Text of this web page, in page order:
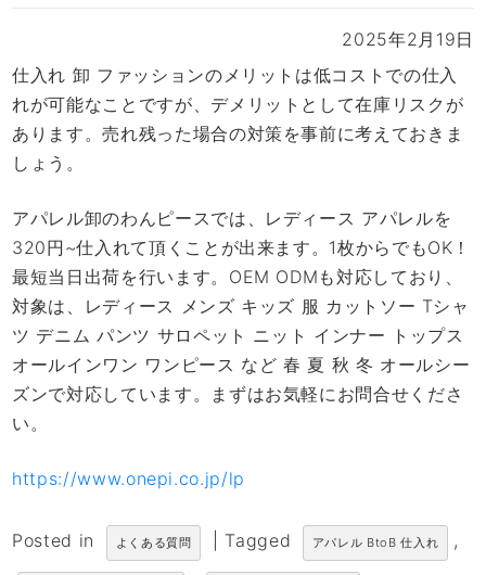
2025年2月19日
仕入れ 卸 ファッションのメリットは低コストでの仕入
れが可能なことですが、デメリットとして在庫リスクが
あります。売れ残った場合の対策を事前に考えておきま
しょう。
アパレル卸のわんピースでは、レディース アパレルを
320円~仕入れて頂くことが出来ます。1枚からでもOK！
最短当日出荷を行います。OEM ODMも対応しており、
対象は、レディース メンズ キッズ 服 カットソー Tシャ
ツ デニム パンツ サロペット ニット インナー トップス
オールインワン ワンピース など 春 夏 秋 冬 オールシー
ズンで対応しています。まずはお気軽にお問合せくださ
い。
https://www.onepi.co.jp/lp
Posted in よくある質問 Tagged アパレル BtoB 仕入れ ,